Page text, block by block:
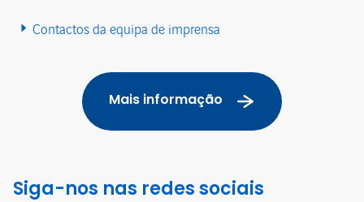
Contactos da equipa de imprensa
Mais informação
Siga-nos nas redes sociais